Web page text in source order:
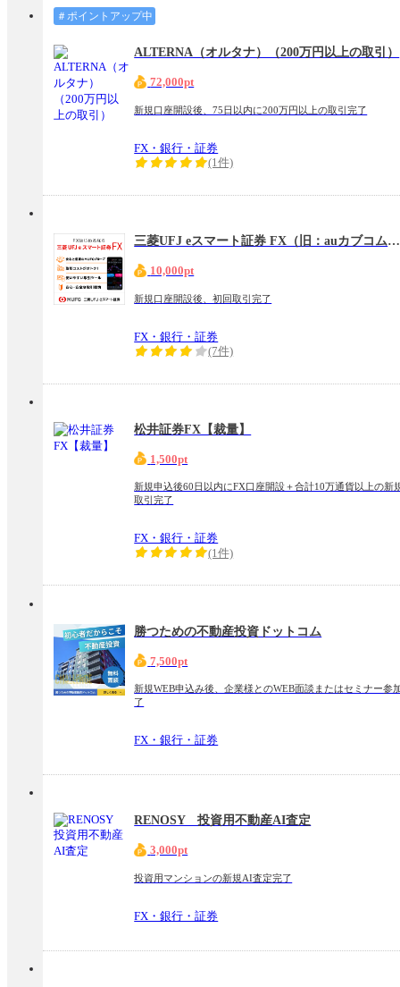
＃ポイントアップ中
ALTERNA（オルタナ）（200万円以上の取引）
72,000pt
新規口座開設後、75日以内に200万円以上の取引完了
FX・銀行・証券
(1件)
三菱UFJ eスマート証券 FX（旧：auカブコム証券 FX）
10,000pt
新規口座開設後、初回取引完了
FX・銀行・証券
(7件)
松井証券FX【裁量】
1,500pt
新規申込後60日以内にFX口座開設＋合計10万通貨以上の新
取引完了
FX・銀行・証券
(1件)
勝つための不動産投資ドットコム
7,500pt
新規WEB申込み後、企業様とのWEB面談またはセミナー参
了
FX・銀行・証券
RENOSY 投資用不動産AI査定
3,000pt
投資用マンションの新規AI査定完了
FX・銀行・証券